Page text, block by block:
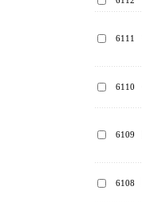
6111
6110
6109
6108